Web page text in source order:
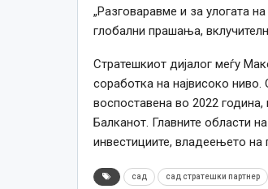
„Разговаравме и за улогата
глобални прашања,
Стратешкиот дијалог меѓу
соработка на највисоко
воспоставена во 2022
Балканот. Главните области
инвестициите, владеењето на
сад сад стратешки партнер